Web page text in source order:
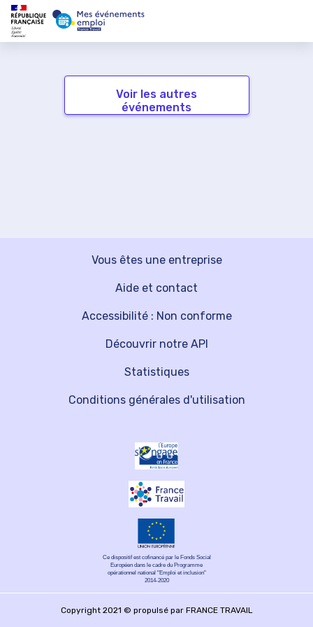
Voir les autres
événements
Vous êtes une entreprise
Découvrir notre API
Aide et contact
Statistiques
Accessibilité : Non conforme
Conditions générales d'utilisation
Ce dispositif est cofinancé par le Fonds Social
Européen dans le cadre du Programme
opérationnel national "Emploi et inclusion"
2014-2020
Copyright 2021 © propulsé par FRANCE TRAVAIL